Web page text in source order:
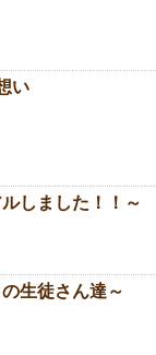
い
しました！！～
生徒さん達～